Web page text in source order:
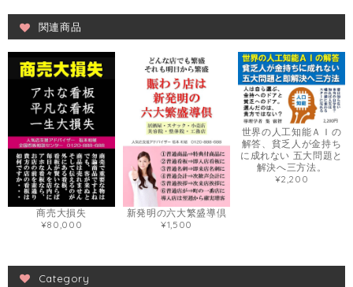
関連商品
商売大損失
¥80,000
新発明の六大繁盛導倶
¥1,500
世界の人工知能ＡＩの
解答、貧乏人が金持ち
に成れない 五大問題と
解決へ三方法。
¥2,200
Category